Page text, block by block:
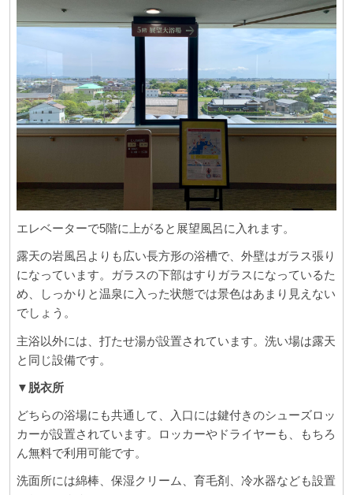
エレベーターで5階に上がると展望風呂に入れます。
露天の岩風呂よりも広い長方形の浴槽で、外壁はガラス張り
になっています。ガラスの下部はすりガラスになっているた
め、しっかりと温泉に入った状態では景色はあまり見えない
でしょう。
主浴以外には、打たせ湯が設置されています。洗い場は露天
と同じ設備です。
▼脱衣所
どちらの浴場にも共通して、入口には鍵付きのシューズロッ
カーが設置されています。ロッカーやドライヤーも、もちろ
ん無料で利用可能です。
洗面所には綿棒、保湿クリーム、育毛剤、冷水器なども設置